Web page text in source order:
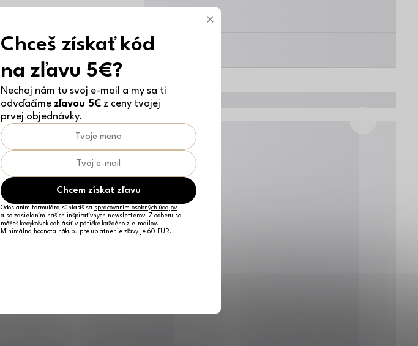
________
________
×
Chceš získať kód
na zľavu 5€?
Nechaj nám tu svoj e-mail a my sa ti
odvďačíme zľavou 5€ z ceny tvojej
prvej objednávky.
Chcem získať zľavu
Odoslaním formulára súhlasíš sa spracovaním osobných údajov
a so zasielaním našich inšpiratívnych newsletterov. Z odberu sa
môžeš kedykoľvek odhlásiť v pätičke každého z e-mailov.
Minimálna hodnota nákupu pre uplatnenie zľavy je 60 EUR.